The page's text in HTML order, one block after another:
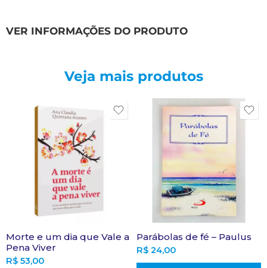
VER INFORMAÇÕES DO PRODUTO
Veja mais produtos
Morte e um dia que Vale a
Pena Viver
R$ 53,00
Parábolas de fé – Paulus
R$ 24,00